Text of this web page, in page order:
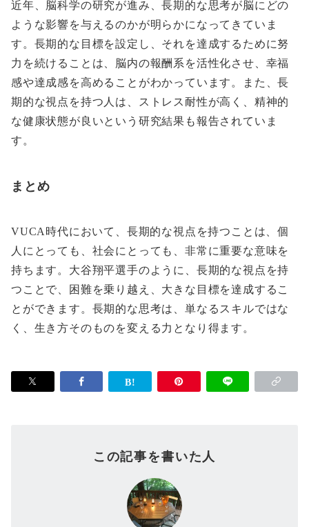
近年、脳科学の研究が進み、長期的な思考が脳にどの
ような影響を与えるのかが明らかになってきていま
す。長期的な目標を設定し、それを達成するために努
力を続けることは、脳内の報酬系を活性化させ、幸福
感や達成感を高めることがわかっています。また、長
期的な視点を持つ人は、ストレス耐性が高く、精神的
な健康状態が良いという研究結果も報告されていま
す。
まとめ
VUCA時代において、長期的な視点を持つことは、個
人にとっても、社会にとっても、非常に重要な意味を
持ちます。大谷翔平選手のように、長期的な視点を持
つことで、困難を乗り越え、大きな目標を達成するこ
とができます。長期的な思考は、単なるスキルではな
く、生き方そのものを変える力となり得ます。
この記事を書いた人